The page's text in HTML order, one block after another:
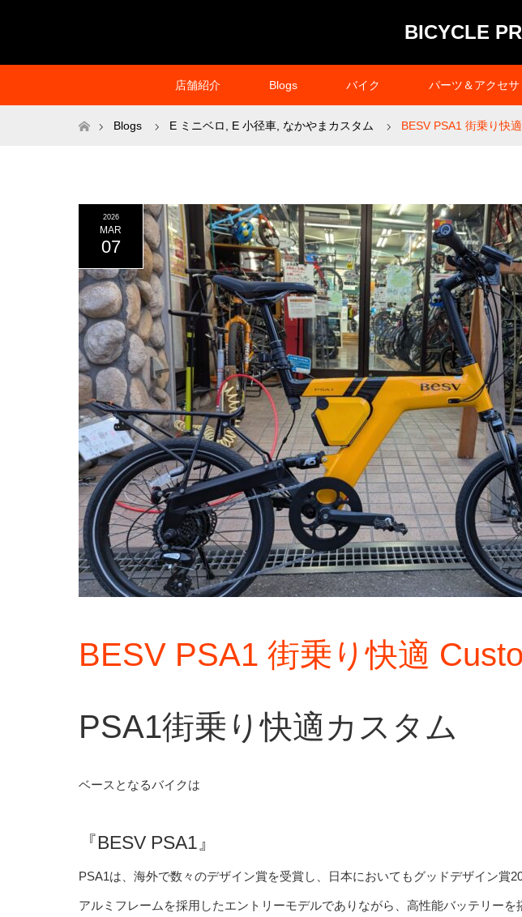
BICYCLE
店舗紹介 Blogs バイク パーツ＆アクセサ
ホームBlogs E ミニベロ E 小径車 なかやまカスタム BESV PSA1 街乗り快
2026
MAR
07
BESV PSA1 街乗り快適
PSA1街乗り快適カスタム
ベースとなるバイクは
『BESV PSA1』
PSA1は、海外で数々のデザイン賞を受賞し、日本においてもグッドデザイン賞
アルミフレームを採用したエントリーモデルでありながら、高性能バッテリー